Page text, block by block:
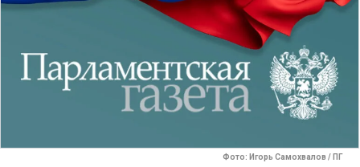
Фото: Игорь Самохвалов / ПГ